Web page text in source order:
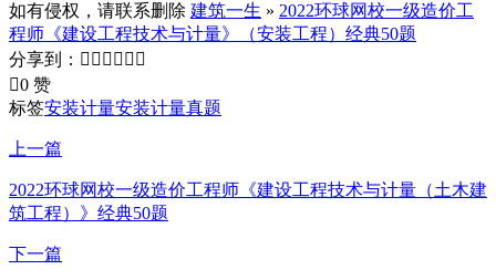
如有侵权，请联系删除 建筑一生 » 2022环球网校一级造价工
程师《建设工程技术与计量》（安装工程）经典50题
分享到：      
0 赞
标签安装计量安装计量真题
上一篇
2022环球网校一级造价工程师《建设工程技术与计量（土木建
筑工程）》经典50题
下一篇